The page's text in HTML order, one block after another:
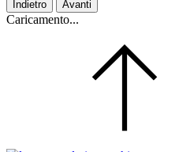
Indietro Avanti
Caricamento...